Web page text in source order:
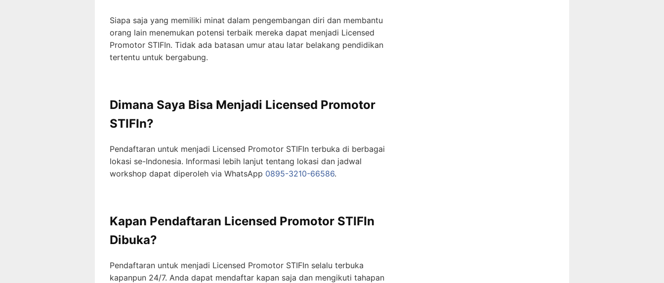
Siapa saja yang memiliki minat dalam pengembangan diri dan membantu
orang lain menemukan potensi terbaik mereka dapat menjadi Licensed
Promotor STIFIn. Tidak ada batasan umur atau latar belakang pendidikan
tertentu untuk bergabung.
Dimana Saya Bisa Menjadi Licensed Promotor
STIFIn?
Pendaftaran untuk menjadi Licensed Promotor STIFIn terbuka di berbagai
lokasi se-Indonesia. Informasi lebih lanjut tentang lokasi dan jadwal
workshop dapat diperoleh via WhatsApp 0895-3210-66586.
Kapan Pendaftaran Licensed Promotor STIFIn
Dibuka?
Pendaftaran untuk menjadi Licensed Promotor STIFIn selalu terbuka
kapanpun 24/7. Anda dapat mendaftar kapan saja dan mengikuti tahapan